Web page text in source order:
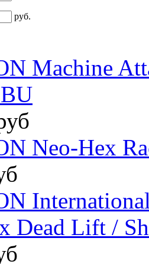
руб.
Machine
Neo-Hex
Dead Lift /